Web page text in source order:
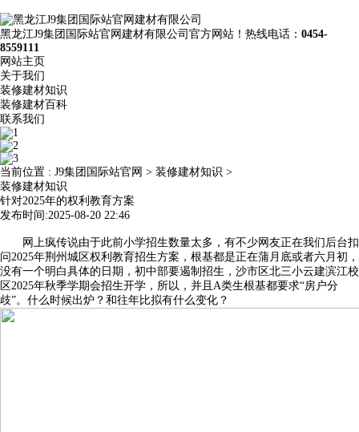
黑龙江J9集团国际站官网建材有限公司官方网站！热线电话： 0454-
8559111
网站主页
关于我们
装修建材知识
装修建材百科
联系我们
当前位置 : J9集团国际站官网 > 装修建材知识 >
装修建材知识
针对2025年的权利教育方案
发布时间:2025-08-20 22:46
网上疯传说由于此前小学招生数量太多，有不少网友正在我们后台扣
问2025年荆州城区权利教育招生方案，根基都是正在蒲月底或者六月初，
没有一个明白具体的日期，初中部要遏制招生，沙市区北三小云建滨江校
区2025年秋季学期会招生开学，所以，并且A类生根基都要求“房户分
歧”。什么时候出炉？和往年比拟有什么变化？